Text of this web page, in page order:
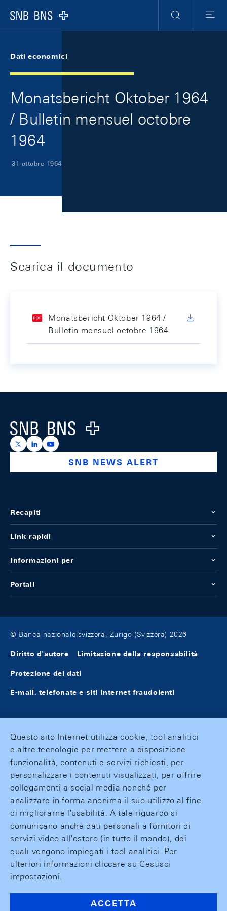
Logo
Ricerca
Menu
Dati economici
Monatsbericht Oktober 1964
/ Bulletin mensuel octobre
1964
31 ottobre 1964
Scarica il documento
Monatsbericht Oktober 1964 /
Bulletin mensuel octobre 1964
Logo
https://x.com/snb_bns
https://ch.linkedin.com/company/swiss-national-
https://www.youtube.com/@swissnationalbank
SNB NEWS ALERT
Recapiti
Link rapidi
Informazioni per
Portali
© Banca nazionale svizzera, Zurigo (Svizzera) 2026
Diritto d'autore Limitazione della responsabilità
Protezione dei dati
E-mail, telefonate e siti Internet fraudolenti
Questo sito Internet utilizza cookie, tool analitici
e altre tecnologie per mettere a disposizione
funzionalità, contenuti e servizi richiesti, per
personalizzare i contenuti visualizzati, per offrire
collegamenti a social media nonché per
analizzare in forma anonima il suo utilizzo al fine
di migliorarne l'usabilità. A tale riguardo si
comunicano anche dati personali a fornitori di
servizi video all'estero (in tutto il mondo), dei
quali vengono impiegati i tool analitici. Per
ulteriori informazioni cliccare su Gestisci
impostazioni.
ACCETTA